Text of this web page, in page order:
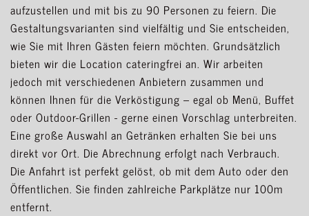
aufzustellen und mit bis zu 90 Personen zu feiern. Die
Gestaltungsvarianten sind vielfältig und Sie entscheiden,
wie Sie mit Ihren Gästen feiern möchten. Grundsätzlich
bieten wir die Location cateringfrei an. Wir arbeiten
jedoch mit verschiedenen Anbietern zusammen und
können Ihnen für die Verköstigung – egal ob Menü, Buffet
oder Outdoor-Grillen - gerne einen Vorschlag unterbreiten.
Eine große Auswahl an Getränken erhalten Sie bei uns
direkt vor Ort. Die Abrechnung erfolgt nach Verbrauch.
Die Anfahrt ist perfekt gelöst, ob mit dem Auto oder den
Öffentlichen. Sie finden zahlreiche Parkplätze nur 100m
entfernt.